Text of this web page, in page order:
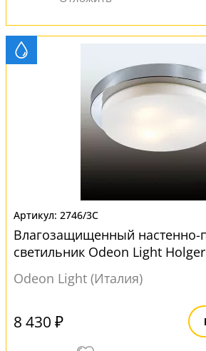
2746/3C
Влагозащищенный настенно-
светильник Odeon Light
Odeon Light (Италия)
8 430 ₽